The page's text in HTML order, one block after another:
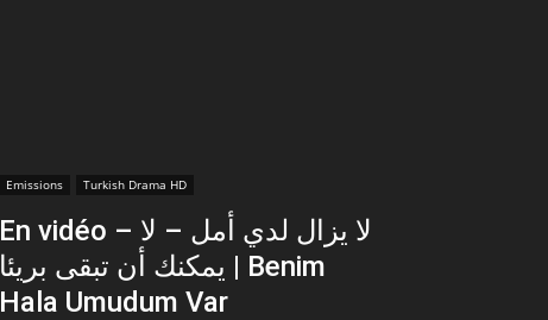
Emissions Turkish Drama HD
En vidéo – لا يزال لدي أمل – لا
يمكنك أن تبقى بريئا | Benim
Hala Umudum Var